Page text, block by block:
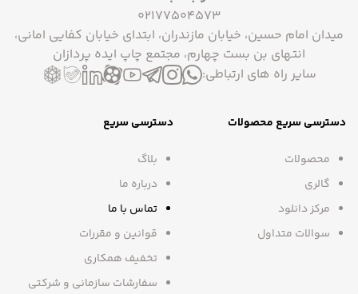
02177504573
میدان امام حسین، خیابان مازندران، ابتدای خیابان کفایی امانی،
انتهای بن بست چهارم، مجتمع چاپ ایده پردازان
سایر راه های ارتباطی:
دسترسی سریع محصولات
محصولات
گالری
مرکز دانلود
سوالات متداول
دسترسی سریع
بلاگ
درباره ما
تماس با ما
قوانین و مقررات
تخفیف همکاری
سفارشات سازمانی و شرکتی